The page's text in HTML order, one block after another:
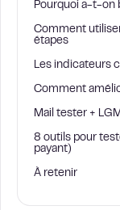
Pourquoi a-t-on
Comment
étapes
Les indicateurs
Comment
Mail tester +
8 outils pour
payant)
À retenir